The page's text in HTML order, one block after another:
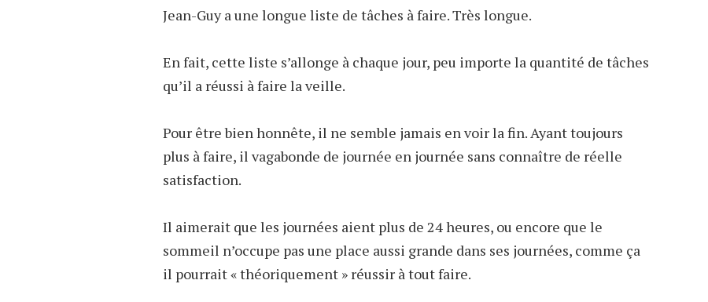
Jean-Guy a une longue liste de tâches à faire. Très longue.
En fait, cette liste s’allonge à chaque jour, peu importe la quantité de tâches
qu’il a réussi à faire la veille.
Pour être bien honnête, il ne semble jamais en voir la fin. Ayant toujours
plus à faire, il vagabonde de journée en journée sans connaître de réelle
satisfaction.
Il aimerait que les journées aient plus de 24 heures, ou encore que le
sommeil n’occupe pas une place aussi grande dans ses journées, comme ça
il pourrait « théoriquement » réussir à tout faire.